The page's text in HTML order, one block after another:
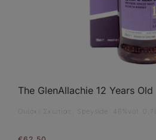
The GlenAllachie 12 Years Old
Ουίσκι Σκωτίας, Speyside 46%vol 0,7L